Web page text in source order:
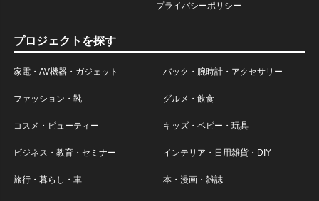
プライバシーポリシー
プロジェクトを探す
家電・AV機器・ガジェット バック・腕時計・アクセサリー
ファッション・靴 グルメ・飲食
コスメ・ビューティー キッズ・ベビー・玩具
ビジネス・教育・セミナー インテリア・日用雑貨・DIY
旅行・暮らし・車 本・漫画・雑誌